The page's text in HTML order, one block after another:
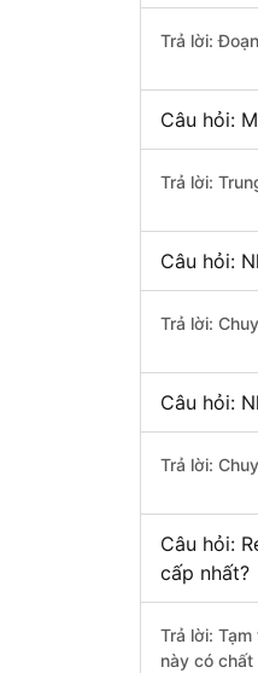
Trả lời:
Câu hỏi:
Trả lời:
Câu hỏi:
Trả lời:
Câu hỏi:
Trả lời:
Câu hỏi:
cấp nhất?
Trả lời:
này có